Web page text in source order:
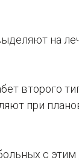
на
второго
при
с этим